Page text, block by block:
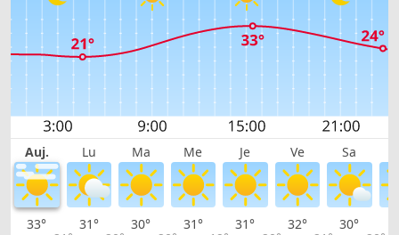
Auj. Lu Ma Me Je Ve Sa
33°
31°
30°
31°
31°
32°
30°